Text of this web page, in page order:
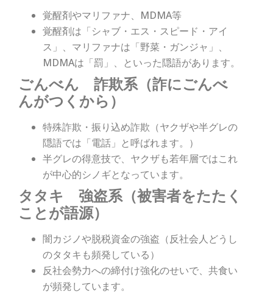
覚醒剤やマリファナ、MDMA等
覚醒剤は「シャブ・エス・スピード・アイ
ス」、マリファナは「野菜・ガンジャ」、
MDMAは「罰」、といった隠語があります。
ごんべん 詐欺系（詐にごんべ
んがつくから）
特殊詐欺・振り込め詐欺（ヤクザや半グレの
隠語では「電話」と呼ばれます。）
半グレの得意技で、ヤクザも若年層ではこれ
が中心的シノギとなっています。
タタキ 強盗系（被害者をたたく
ことが語源）
闇カジノや脱税資金の強盗（反社会人どうし
のタタキも頻発している）
反社会勢力への締付け強化のせいで、共食い
が頻発しています。